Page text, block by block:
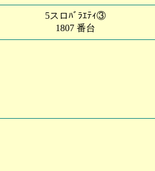
5スロﾊﾞﾗｴﾃｨ③
1807 番台